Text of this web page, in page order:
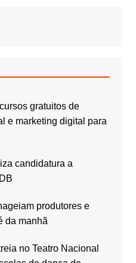
gratuitos de
e marketing digital para
candidatura a
produtores e
da manhã
no Teatro Nacional